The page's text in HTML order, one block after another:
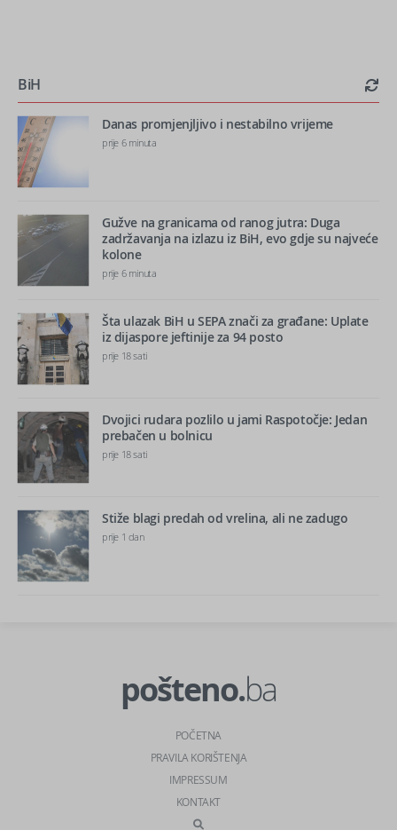
BiH
Danas promjenjljivo i nestabilno vrijeme
prije 6 minuta
Gužve na granicama od ranog jutra: Duga
zadržavanja na izlazu iz BiH, evo gdje su najveće
kolone
prije 6 minuta
Šta ulazak BiH u SEPA znači za građane: Uplate
iz dijaspore jeftinije za 94 posto
prije 18 sati
Dvojici rudara pozlilo u jami Raspotočje: Jedan
prebačen u bolnicu
prije 18 sati
Stiže blagi predah od vrelina, ali ne zadugo
prije 1 dan
pošteno.ba
POČETNA
PRAVILA KORIŠTENJA
IMPRESSUM
KONTAKT